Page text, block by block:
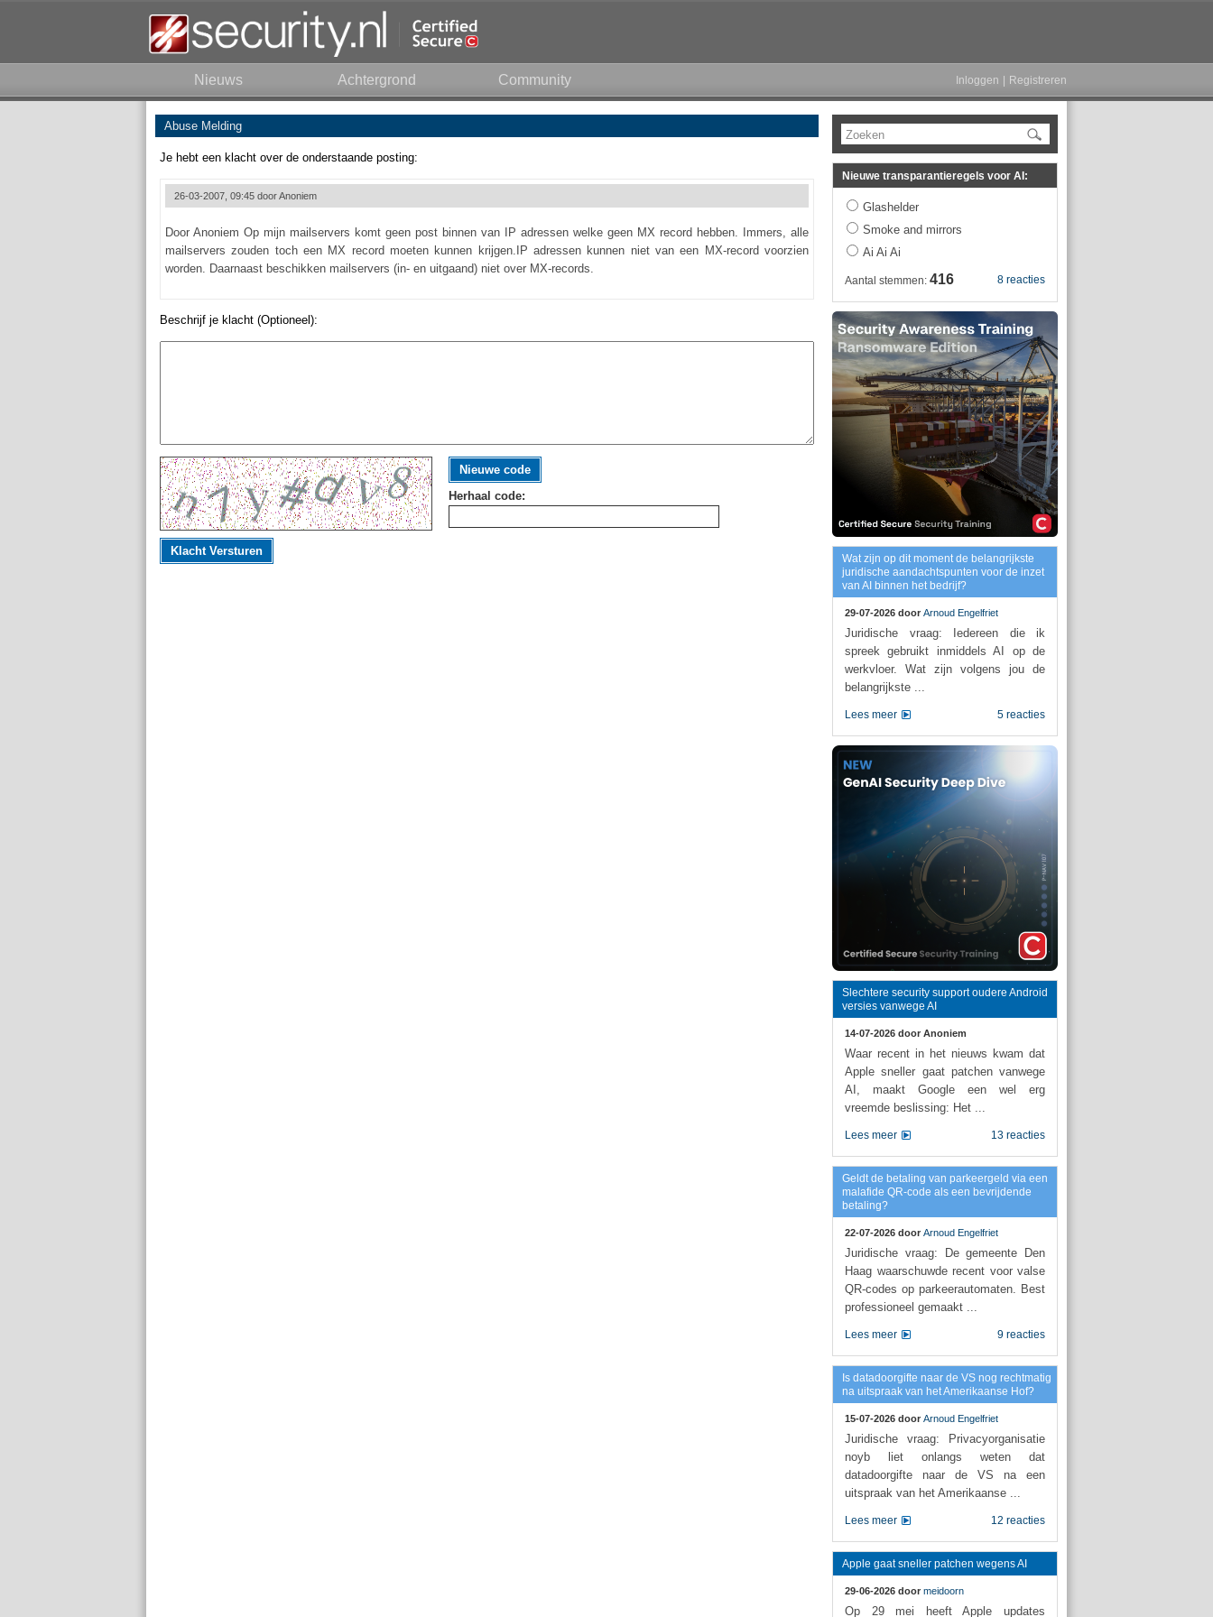
Nieuws Achtergrond Community Inloggen Registreren
Abuse Melding
Je hebt een klacht over de onderstaande posting:
26-03-2007, 09:45 doorAnoniem
Door Anoniem Op mijn mailservers komt geen post binnen van IP adressen welke geen MX record hebben. Immers, alle
mailservers zouden toch een MX record moeten kunnen krijgen.IP adressen kunnen niet van een MX-record voorzien
worden. Daarnaast beschikken mailservers (in- en uitgaand) niet over MX-records.
Beschrijf je klacht (Optioneel):
Nieuwe code
Herhaal code:
Klacht Versturen
Zoeken
Nieuwe transparantieregels voor AI:
Glashelder
Smoke and mirrors
Ai Ai Ai
8 reacties
Aantal stemmen: 416
Wat zijn op dit moment de belangrijkste
juridische aandachtspunten voor de inzet
van AI binnen het bedrijf?
29-07-2026 door Arnoud Engelfriet
Juridische vraag: Iedereen die ik
spreek gebruikt inmiddels AI op de
werkvloer. Wat zijn volgens jou de
belangrijkste ...
5 reacties
Lees meer
Slechtere security support oudere Android
versies vanwege AI
14-07-2026 door Anoniem
Waar recent in het nieuws kwam dat
Apple sneller gaat patchen vanwege
AI, maakt Google een wel erg
vreemde beslissing: Het ...
13 reacties
Lees meer
Geldt de betaling van parkeergeld via een
malafide QR-code als een bevrijdende
betaling?
22-07-2026 door Arnoud Engelfriet
Juridische vraag: De gemeente Den
Haag waarschuwde recent voor valse
QR-codes op parkeerautomaten. Best
professioneel gemaakt ...
9 reacties
Lees meer
Is datadoorgifte naar de VS nog rechtmatig
na uitspraak van het Amerikaanse Hof?
15-07-2026 door Arnoud Engelfriet
Juridische vraag: Privacyorganisatie
noyb liet onlangs weten dat
datadoorgifte naar de VS na een
uitspraak van het Amerikaanse ...
12 reacties
Lees meer
Apple gaat sneller patchen wegens AI
29-06-2026 door meidoorn
Op 29 mei heeft Apple updates